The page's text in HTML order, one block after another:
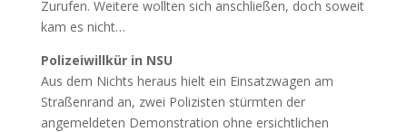
Zurufen. Weitere wollten sich anschließen, doch soweit
kam es nicht…
Polizeiwillkür in NSU
Aus dem Nichts heraus hielt ein Einsatzwagen am
Straßenrand an, zwei Polizisten stürmten der
angemeldeten Demonstration ohne ersichtlichen